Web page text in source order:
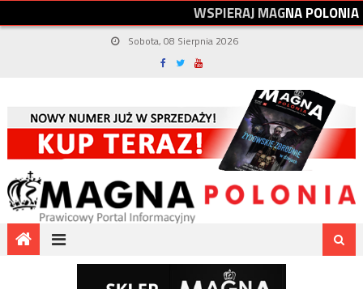
WSPIERAJMAGNAPOLONIA
Sobota, 08 Sierpnia 2026